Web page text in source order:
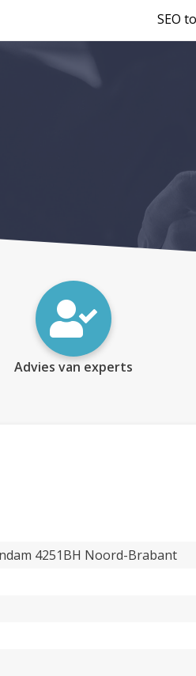
SEO
Advies van experts
4251BH Noord-Brabant